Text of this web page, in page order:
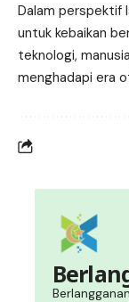
Dalam perspektif
untuk kebaikan
teknologi,
menghadapi era